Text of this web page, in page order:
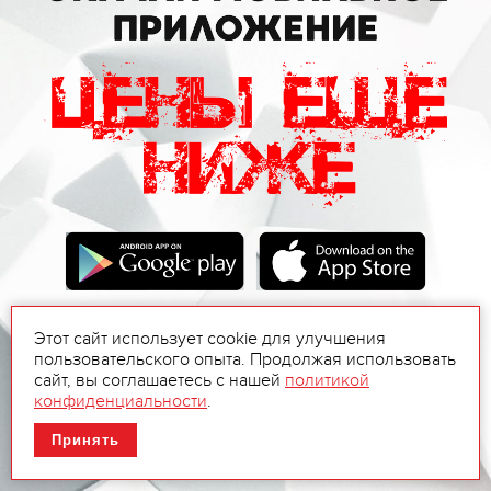
Этот сайт использует cookie для улучшения
пользовательского опыта. Продолжая использовать
сайт, вы соглашаетесь с нашей политикой
конфиденциальности.
Принять